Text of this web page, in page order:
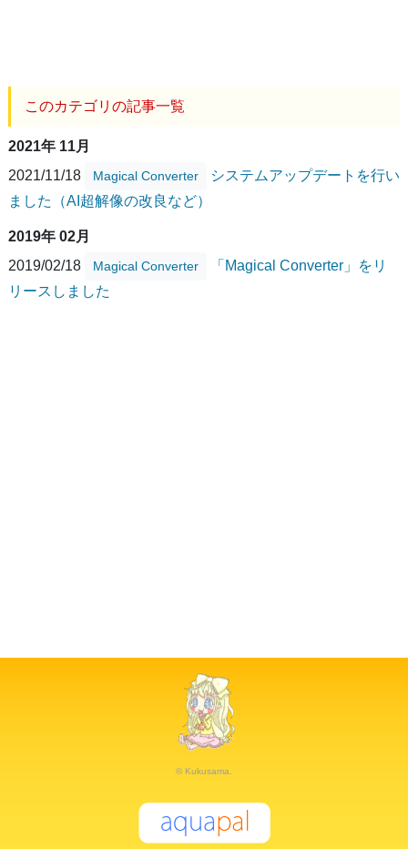
このカテゴリの記事一覧
2021年 11月
2021/11/18
Magical Converter
システムアップデートを行い
ました（AI超解像の改良など）
2019年 02月
2019/02/18
Magical Converter
「Magical Converter」をリ
リースしました
© Kukusama.